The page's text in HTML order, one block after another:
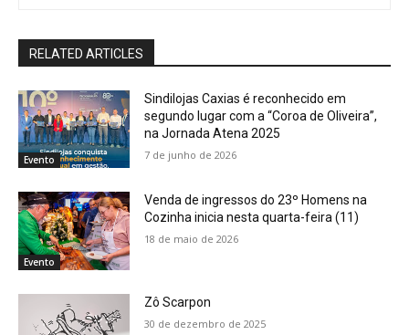
RELATED ARTICLES
Evento
Sindilojas Caxias é reconhecido em
segundo lugar com a “Coroa de Oliveira”,
na Jornada Atena 2025
7 de junho de 2026
Evento
Venda de ingressos do 23º Homens na
Cozinha inicia nesta quarta-feira (11)
18 de maio de 2026
Zô Scarpon
30 de dezembro de 2025